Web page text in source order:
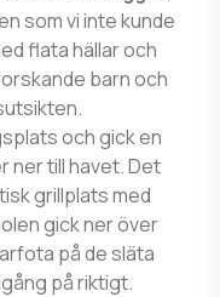
som vi inte kunde
flata hällar och
barn och
och gick en
ner till havet. Det
grillplats med
gick ner över
på de släta
på riktigt.